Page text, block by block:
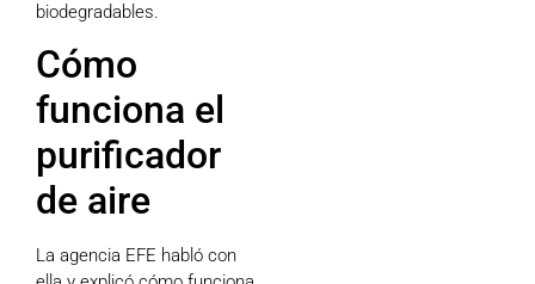
biodegradables.
Cómo
funciona el
purificador
de aire
La agencia EFE habló con